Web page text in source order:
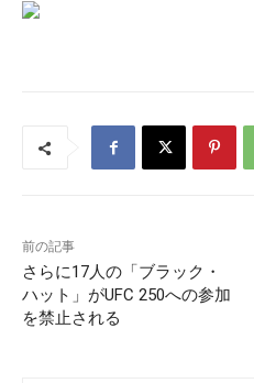
前の記事
さらに17人の「ブラック・
ハット」がUFC 250への参加
を禁止される